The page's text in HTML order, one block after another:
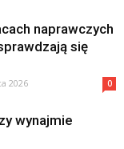
naprawczych
się
2026 0
wynajmie